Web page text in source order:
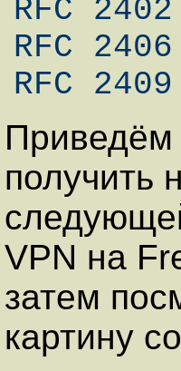
RFC 2402 	AH
RFC 2406 	ESP
Приведём
получить
VPN на
затем
картину